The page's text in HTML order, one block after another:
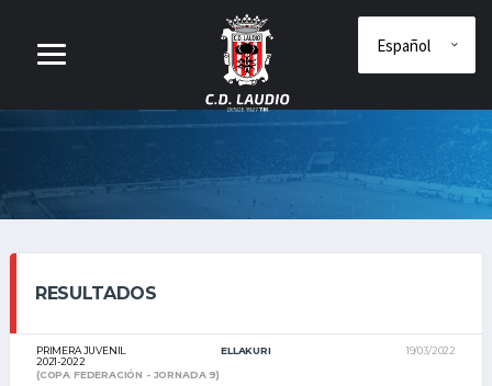
RESULTADOS
PRIMERA JUVENIL
2021-2022
ELLAKURI
19/03/2022
(COPA FEDERACIÓN - JORNADA 9)